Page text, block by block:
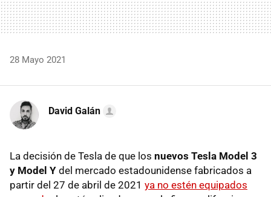
28 Mayo 2021
David Galán
La decisión de Tesla de que los nuevos Tesla Model 3
y Model Y del mercado estadounidense fabricados a
partir del 27 de abril de 2021 ya no estén equipados